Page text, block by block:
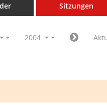
Sitzungen
2004